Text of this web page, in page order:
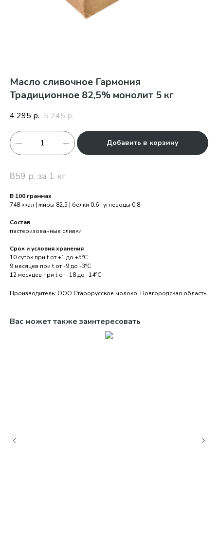
Масло сливочное Гармония
Традиционное 82,5% монолит 5 кг
4 295 р. 5 245р.
Добавить в корзину
859 р. за 1 кг
В 100 граммах
748 ккал | жиры 82,5 | белки 0,6 | углеводы 0,8
Состав
пастеризованные сливки
Срок и условия хранения
10 суток при t от +1 до +5°С
9 месяцев при t от -9 до -3°С
12 месяцев при t от -18 до -14°С
Производитель: ООО Старорусское молоко, Новгородская область
Вас может также заинтересовать